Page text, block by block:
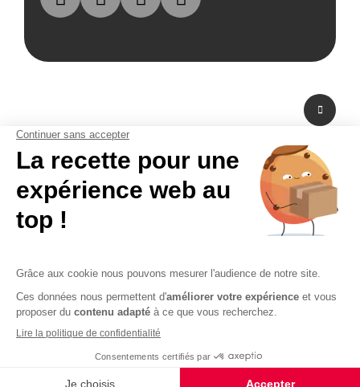
A propos de nous
Fabricant de PLV en carton et fabricant de stand modulaire, Bikom est situé
dans les Yvelines en Ile-de-France. A peine à 20 mn de Paris La Défense,
Bikom peut fabriquer et livrer dans l'urgence. Proposant une large gamme
de produits et services, de la création graphique à la fabrication en passant
16 ans, Bikom accompagne les entreprises pour communiquer efficacement
Politique de confidentialité
Plan du site
© 2026 - Logiciel e-commerce par PrestaShop™